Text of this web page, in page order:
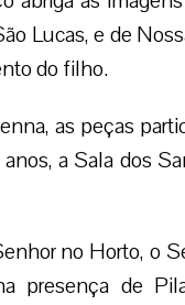
comentário.